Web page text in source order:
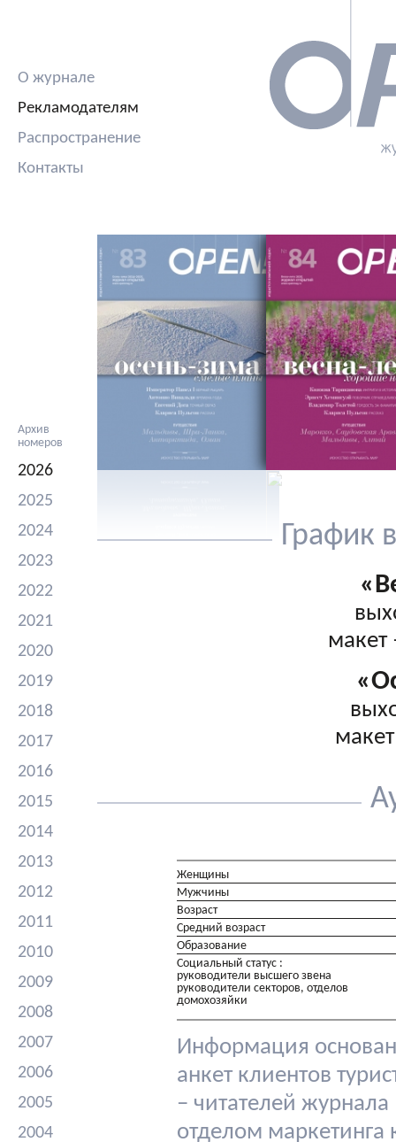
О журнале
Рекламодателям
Распространение
Контакты
График
макет
Женщины
Мужчины
Возраст
Средний возраст
Образование
Социальный статус :
руководители высшего звена
руководители секторов, отделов
домохозяйки
Информация
анкет клиентов
– читателей
отделом
Архив
номеров
2026
2025
2024
2023
2022
2021
2020
2019
2018
2017
2016
2015
2014
2013
2012
2011
2010
2009
2008
2007
2006
2005
2004